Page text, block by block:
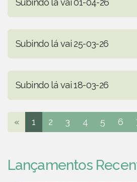
Subindo lá vai 01-04-26
Subindo lá vai 25-03-26
Subindo lá vai 18-03-26
« 1 2 3 4 5 6
Lançamentos